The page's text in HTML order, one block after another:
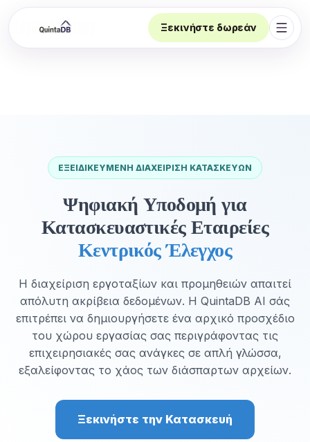
Ξεκινήστε δωρεάν
ΕΞΕΙΔΙΚΕΥΜΈΝΗ ΔΙΑΧΕΊΡΙΣΗ ΚΑΤΑΣΚΕΥΏΝ
Ψηφιακή Υποδομή για
Κατασκευαστικές Εταιρείες
Κεντρικός Έλεγχος
Η διαχείριση εργοταξίων και προμηθειών απαιτεί
απόλυτη ακρίβεια δεδομένων. Η QuintaDB AI σάς
επιτρέπει να δημιουργήσετε ένα αρχικό προσχέδιο
του χώρου εργασίας σας περιγράφοντας τις
επιχειρησιακές σας ανάγκες σε απλή γλώσσα,
εξαλείφοντας το χάος των διάσπαρτων αρχείων.
Ξεκινήστε την Κατασκευή